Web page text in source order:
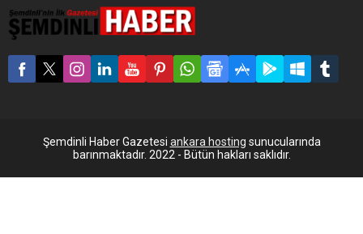
K., 4 katlı apartmanın en üst
katındaki dairenin
balkonunda oynayan oğlu 2
yaşındaki
Abdulvahap’ın düştüğünü
hastanede...
Şemdinli Haber Gazetesi ankara hosting sunucularında
barınmaktadır. 2022 - Bütün hakları saklıdır.